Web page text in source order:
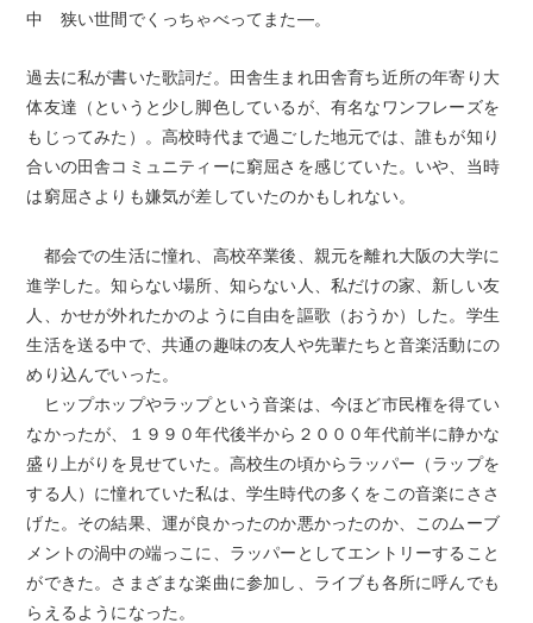
中 狭い世間でくっちゃべってまた―。
過去に私が書いた歌詞だ。田舎生まれ田舎育ち近所の年寄り大
体友達（というと少し脚色しているが、有名なワンフレーズを
もじってみた）。高校時代まで過ごした地元では、誰もが知り
合いの田舎コミュニティーに窮屈さを感じていた。いや、当時
は窮屈さよりも嫌気が差していたのかもしれない。
都会での生活に憧れ、高校卒業後、親元を離れ大阪の大学に
進学した。知らない場所、知らない人、私だけの家、新しい友
人、かせが外れたかのように自由を謳歌（おうか）した。学生
生活を送る中で、共通の趣味の友人や先輩たちと音楽活動にの
めり込んでいった。
ヒップホップやラップという音楽は、今ほど市民権を得てい
なかったが、１９９０年代後半から２０００年代前半に静かな
盛り上がりを見せていた。高校生の頃からラッパー（ラップを
する人）に憧れていた私は、学生時代の多くをこの音楽にささ
げた。その結果、運が良かったのか悪かったのか、このムーブ
メントの渦中の端っこに、ラッパーとしてエントリーすること
ができた。さまざまな楽曲に参加し、ライブも各所に呼んでも
らえるようになった。